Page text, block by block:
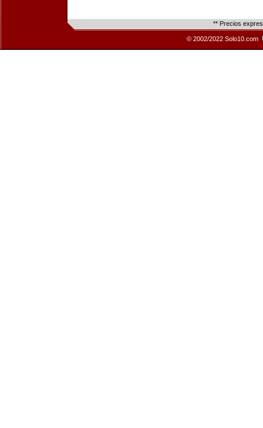
** Precios
© 2002/2022 Solo10.com